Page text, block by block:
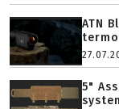
ATN
5"